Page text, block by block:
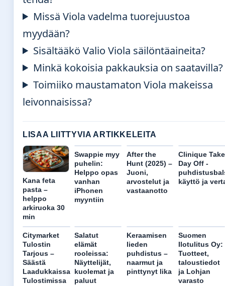
Missä Viola vadelma tuorejuustoa
myydään?
Sisältääkö Valio Viola säilöntäaineita?
Minkä kokoisia pakkauksia on saatavilla?
Toimiiko maustamaton Viola makeissa
leivonnaisissa?
LISAA LIITTYVIA ARTIKKELEITA
Kana feta
pasta –
helppo
arkiruoka 30
min
Swappie myy
puhelin:
Helppo opas
vanhan
iPhonen
myyntiin
After the
Hunt (2025) –
Juoni,
arvostelut ja
vastaanotto
Clinique
Day Off -
käyttö ja
Citymarket
Tulostin
Tarjous –
Säästä
Laadukkaissa
Tulostimissa
Salatut
elämät
rooleissa:
Näyttelijät,
kuolemat ja
paluut
Keraamisen
lieden
puhdistus –
naarmut ja
pinttynyt lika
Suomen
Ilotulitus Oy:
Tuotteet,
taloustiedot
ja Lohjan
varasto